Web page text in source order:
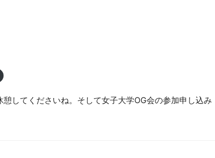
してくださいね。そして女子大学OG会の参加申し込み